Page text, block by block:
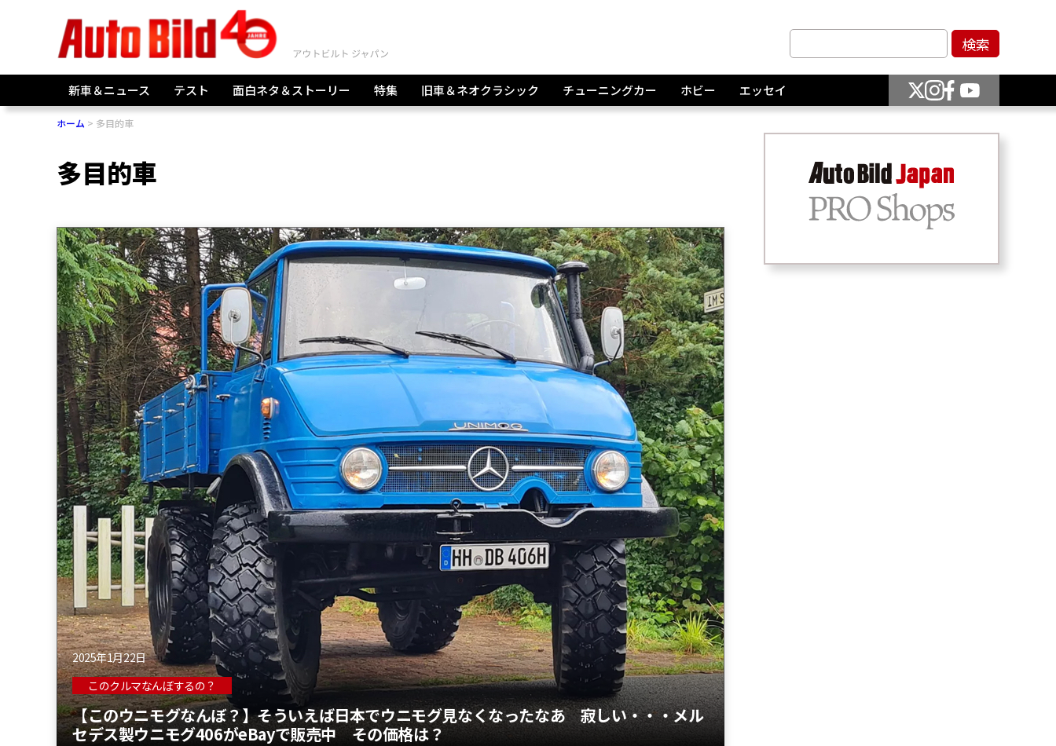
新車＆ニュース テスト 面白ネタ＆ストーリー 特集 旧車＆ネオクラシック チューニングカー ホビー エッセイ
ホーム 多目的車
多目的車
2025年1月22日
このクルマなんぼするの？
【このウニモグなんぼ？】そういえば日本でウニモグ見なくなったなあ 寂しい・・・メル
セデス製ウニモグ406がeBayで販売中 その価格は？